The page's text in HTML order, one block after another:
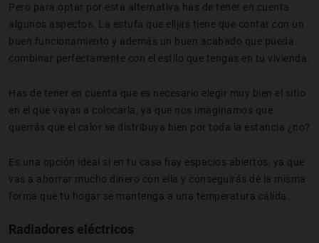
Pero para optar por esta alternativa has de tener en cuenta
algunos aspectos. La estufa que elijas tiene que contar con un
buen funcionamiento y además un buen acabado que pueda
combinar perfectamente con el estilo que tengas en tu vivienda.
Has de tener en cuenta que es necesario elegir muy bien el sitio
en el que vayas a colocarla, ya que nos imaginamos que
querrás que el calor se distribuya bien por toda la estancia ¿no?
Es una opción ideal si en tu casa hay espacios abiertos, ya que
vas a ahorrar mucho dinero con ella y conseguirás de la misma
forma que tu hogar se mantenga a una temperatura cálida.
Radiadores eléctricos